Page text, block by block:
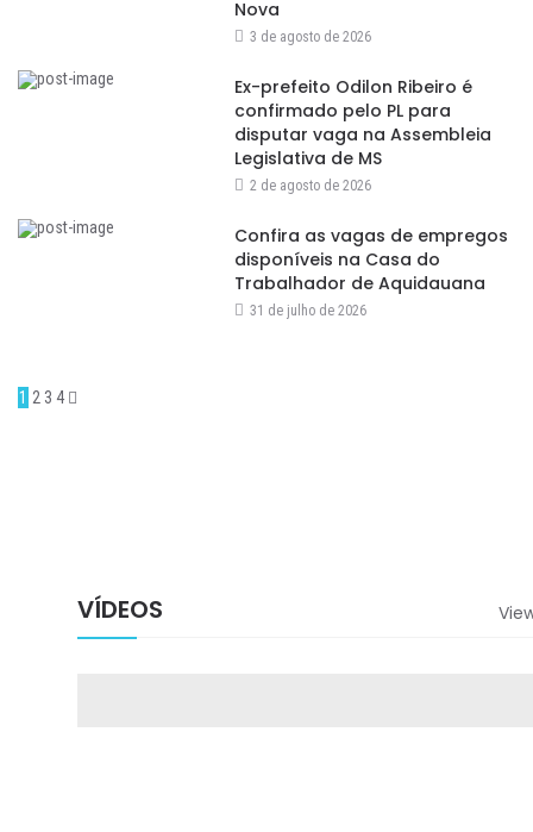
Nova
3 de agosto de 2026
Ex-prefeito Odilon Ribeiro é
confirmado pelo PL para
disputar vaga na Assembleia
Legislativa de MS
2 de agosto de 2026
Confira as vagas de empregos
disponíveis na Casa do
Trabalhador de Aquidauana
31 de julho de 2026
1 2 3 4
VÍDEOS